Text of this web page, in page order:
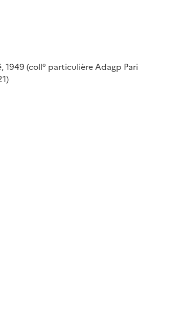
, 1949 (coll° particulière Adagp Pari